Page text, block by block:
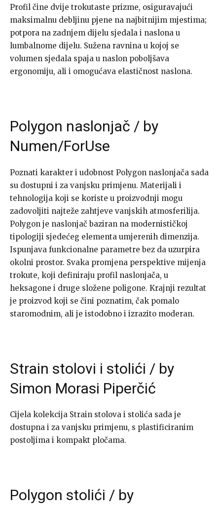
Profil čine dvije trokutaste prizme, osiguravajući
maksimalnu debljinu pjene na najbitnijim mjestima;
potpora na zadnjem dijelu sjedala i naslona u
lumbalnome dijelu. Sužena ravnina u kojoj se
volumen sjedala spaja u naslon poboljšava
ergonomiju, ali i omogućava elastičnost naslona.
Polygon naslonjač / by
Numen/ForUse
Poznati karakter i udobnost Polygon naslonjača sada
su dostupni i za vanjsku primjenu. Materijali i
tehnologija koji se koriste u proizvodnji mogu
zadovoljiti najteže zahtjeve vanjskih atmosferilija.
Polygon je naslonjač baziran na modernističkoj
tipologiji sjedećeg elementa umjerenih dimenzija.
Ispunjava funkcionalne parametre bez da uzurpira
okolni prostor. Svaka promjena perspektive mijenja
trokute, koji definiraju profil naslonjača, u
heksagone i druge složene poligone. Krajnji rezultat
je proizvod koji se čini poznatim, čak pomalo
staromodnim, ali je istodobno i izrazito moderan.
Strain stolovi i stolići / by
Simon Morasi Piperčić
Cijela kolekcija Strain stolova i stolića sada je
dostupna i za vanjsku primjenu, s plastificiranim
postoljima i kompakt pločama.
Polygon stolići / by